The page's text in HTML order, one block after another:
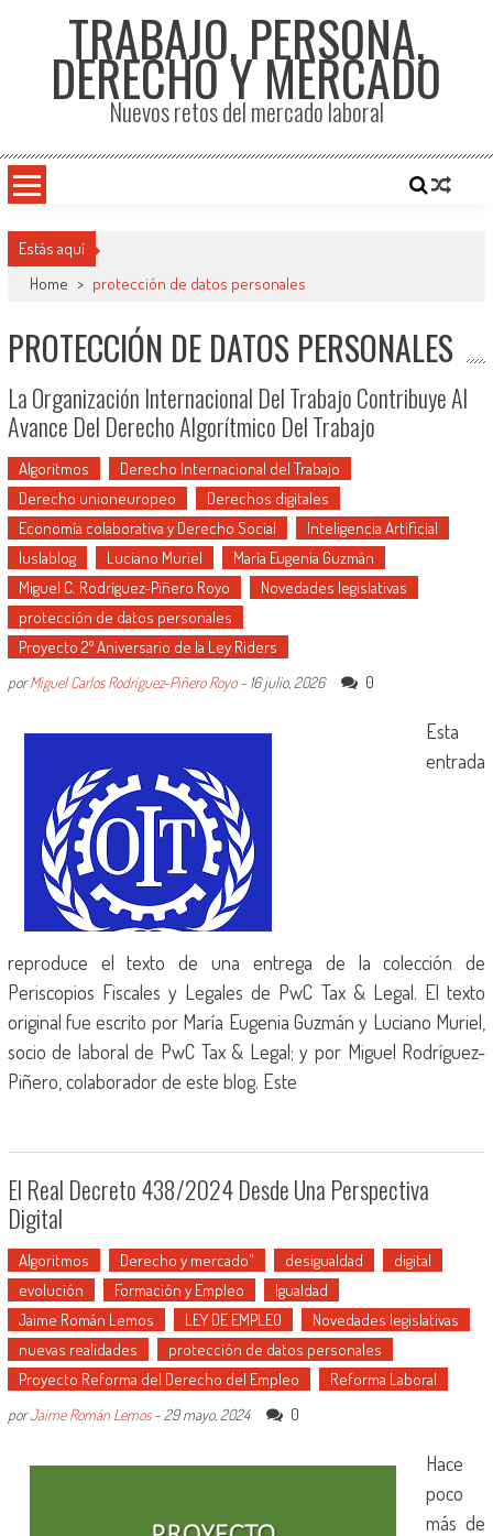
TRABAJO, PERSONA,
DERECHO Y MERCADO
Nuevos retos del mercado laboral
Estás aquí
Home > protección de datos personales
PROTECCIÓN DE DATOS PERSONALES
La Organización Internacional Del Trabajo Contribuye Al
Avance Del Derecho Algorítmico Del Trabajo
Algoritmos
Derecho Internacional del Trabajo
Derecho unioneuropeo
Derechos digitales
Economía colaborativa y Derecho Social
Inteligencia Artificial
Iuslablog
Luciano Muriel
María Eugenia Guzmán
Miguel C. Rodríguez-Piñero Royo
Novedades legislativas
protección de datos personales
Proyecto 2º Aniversario de la Ley Riders
porMiguel Carlos Rodríguez-Piñero Royo- 16 julio, 2026 0
Esta
entrada
reproduce el texto de una entrega de la colección de
Periscopios Fiscales y Legales de PwC Tax & Legal. El texto
original fue escrito por María Eugenia Guzmán y Luciano Muriel,
socio de laboral de PwC Tax & Legal; y por Miguel Rodríguez-
Piñero, colaborador de este blog. Este
El Real Decreto 438/2024 Desde Una Perspectiva
Digital
Algoritmos Derecho y mercado" desigualdad
digital
evolución
Formación y Empleo
Igualdad
Jaime Román Lemos
LEY DE EMPLEO
Novedades legislativas
nuevas realidades
protección de datos personales
Proyecto Reforma del Derecho del Empleo
Reforma Laboral
porJaime Román Lemos- 29 mayo, 2024 0
Hace
poco
más de